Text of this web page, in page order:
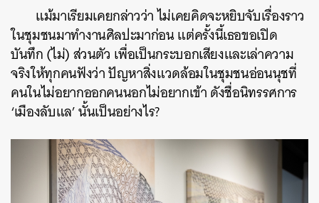
แม้มาเรียมเคยกล่าวว่า ไม่เคยคิดจะหยิบจับเรื่องราว
ในชุมชนมาทำงานศิลปะมาก่อน แต่ครั้งนี้เธอขอเปิด
บันทึก (ไม่) ส่วนตัว เพื่อเป็นกระบอกเสียงและเล่าความ
จริงให้ทุกคนฟังว่า ปัญหาสิ่งแวดล้อมในชุมชนอ่อนนุชที่
คนในไม่อยากออกคนนอกไม่อยากเข้า ดังชื่อนิทรรศการ
‘เมืองลับแล’ นั้นเป็นอย่างไร?